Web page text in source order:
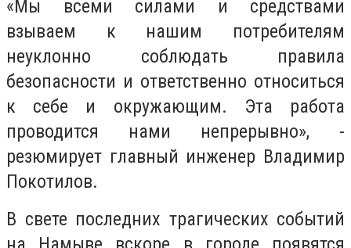
«Мы всеми силами и средствами
взываем к нашим потребителям
неуклонно соблюдать правила
безопасности и ответственно относиться
к себе и окружающим. Эта работа
проводится нами непрерывно», -
резюмирует главный инженер Владимир
Покотилов.
В свете последних трагических событий